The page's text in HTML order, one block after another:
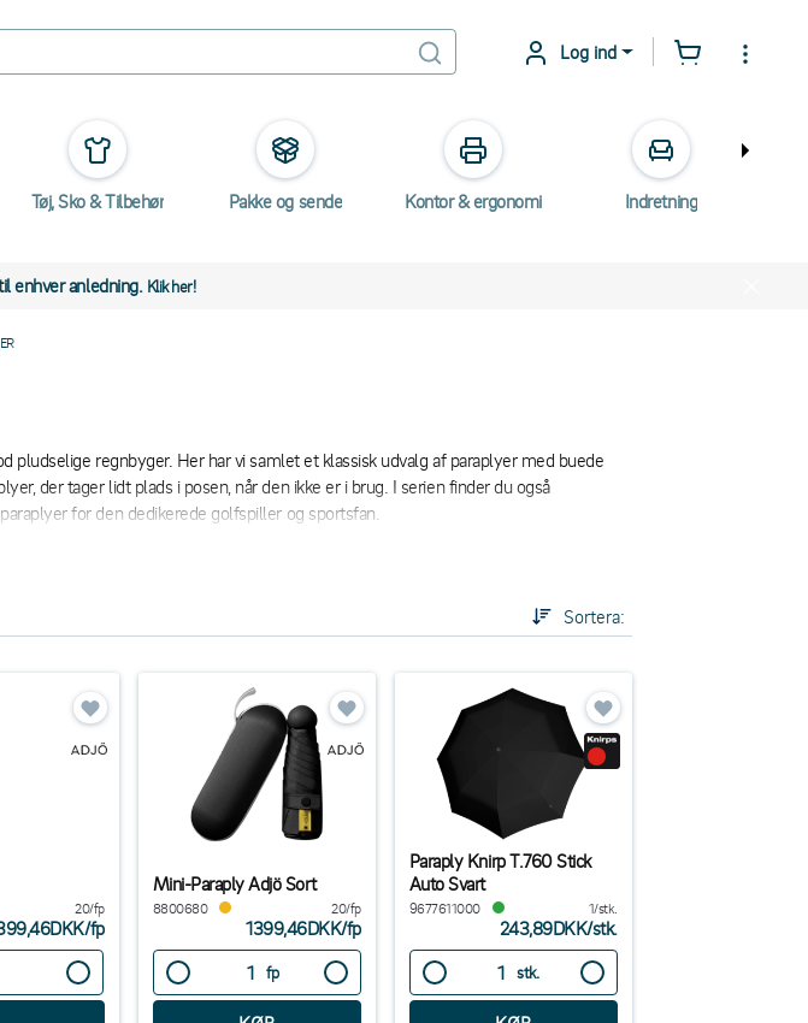
Log ind
Tøj, Sko & Tilbehør Pakke og sende Kontor & ergonomi Indretning
enhver anledning. Klik her!
pludselige regnbyger. Her har vi samlet et klassisk udvalg af paraplyer med buede
der tager lidt plads i posen, når den ikke er i brug. I serien finder du også
for den dedikerede golfspiller og sportsfan.
Sortera:
20/fp
/fp
Mini-Paraply Adjö Sort
8800680 20/fp
1399,46DKK/fp
fp
Paraply Knirp T.760 Stick
Auto Svart
9677611000 1/stk.
243,89DKK/stk.
stk.